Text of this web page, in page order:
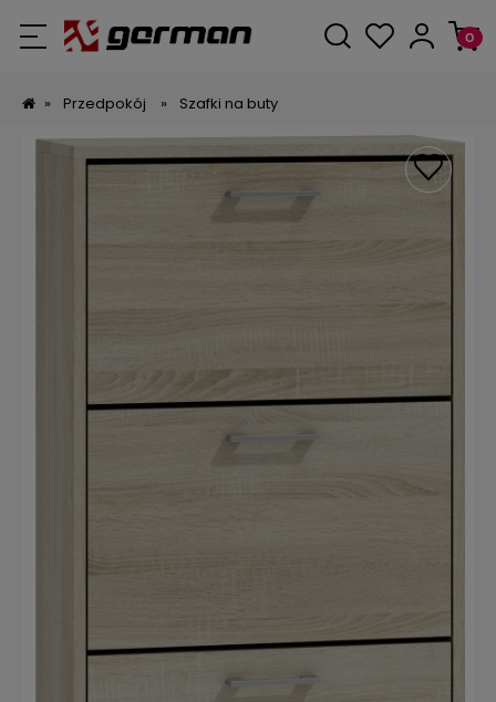
» Przedpokój » Szafki na buty